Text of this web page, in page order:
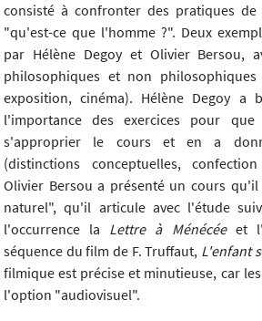
consisté à confronter des pratiques
"qu'est-ce que l'homme ?". Deux
par Hélène Degoy et Olivier Bersou,
philosophiques et non philosophiques
exposition, cinéma). Hélène Degoy a
l'importance des exercices pour que
s'approprier le cours et en a
(distinctions conceptuelles,
Olivier Bersou a présenté un cours
naturel", qu'il articule avec l'étude
l'occurrence la Lettre à Ménécéeet
séquence du film de F. Truffaut, L'enfant
filmique est précise et minutieuse, car
l'option "audiovisuel".